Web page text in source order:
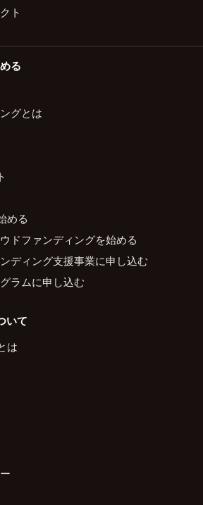
ト
る
グとは
める
ドファンディングを始める
ディング支援事業に申し込む
ラムに申し込む
いて
は